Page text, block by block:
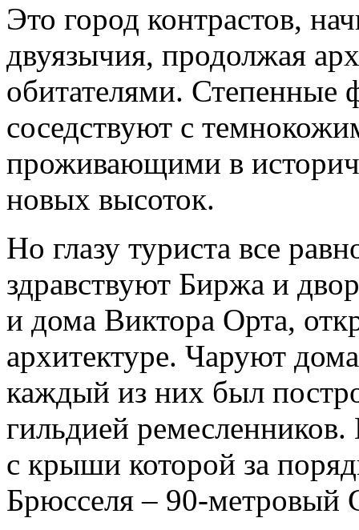
Это город контрастов,
двуязычия, продолжая
обитателями. Степенные
соседствуют с
проживающими в
новых высоток.
Но глазу туриста все
здравствуют Биржа и
и дома Виктора Орта,
архитектуре. Чаруют
каждый из них был
гильдией ремесленников.
с крыши которой за
Брюсселя – 90-